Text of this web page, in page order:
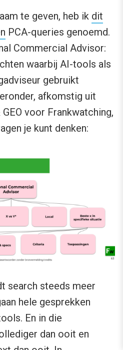
te geven, heb ik dit
PCA-queries genoemd.
Commercial Advisor:
waarbij AI-tools als
gebruikt
afkomstig uit
voor Frankwatching,
je kunt denken:
search steeds meer
hele gesprekken
En in die
dan ooit en